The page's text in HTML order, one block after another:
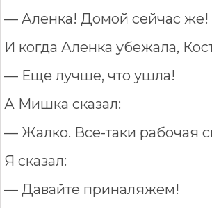
— Аленка! Домой сейчас же!
И когда Аленка убежала,
— Еще лучше, что ушла!
А Мишка сказал:
— Жалко. Все-таки рабочая
Я сказал:
— Давайте приналяжем!